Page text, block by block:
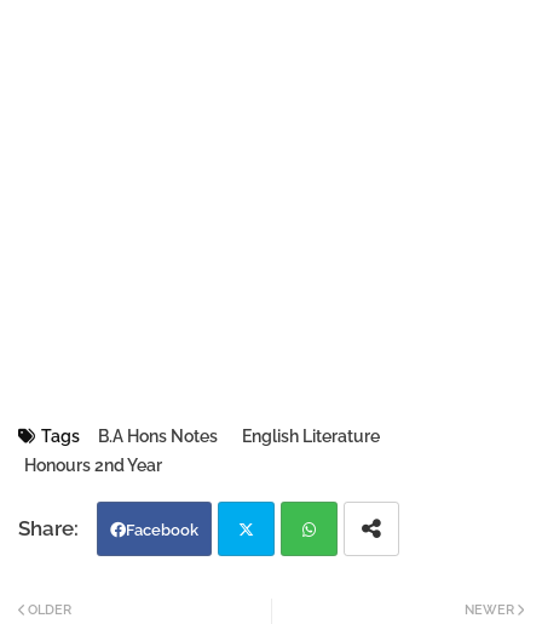
Tags B.A Hons Notes
English Literature
Honours 2nd Year
Facebook
NEWER
OLDER